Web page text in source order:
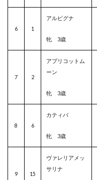
6 1
アルビグナ
牝 3歳
7 2
アプリコットム
ーン
牝 3歳
8 6
カティバ
牝 3歳
9 15
ヴァレリアメッ
サリナ